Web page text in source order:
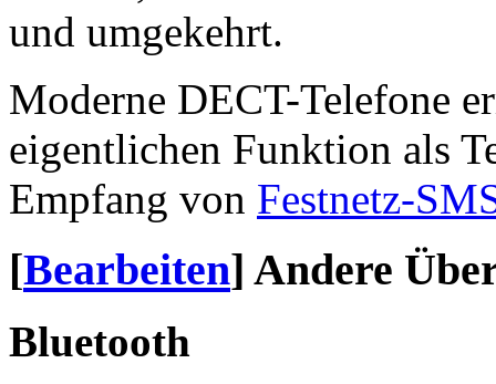
und umgekehrt.
Moderne DECT-Telefone
eigentlichen Funktion als
Empfang von Festnetz-
[Bearbeiten] Andere
Bluetooth